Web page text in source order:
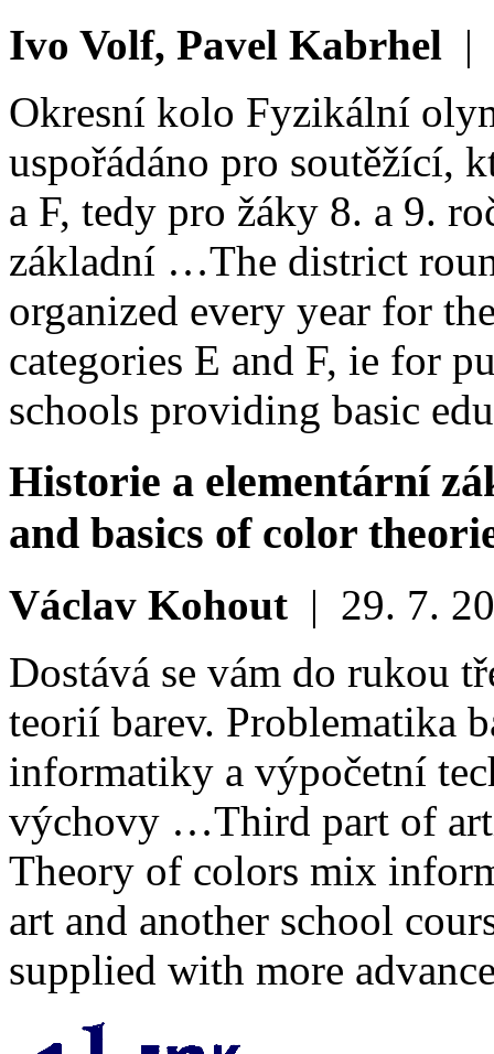
Ivo Volf, Pavel Kabrhel |
Okresní kolo Fyzikální
uspořádáno pro soutěžící,
a F, tedy pro žáky 8. a 9.
základní …The district
organized every year for
categories E and F, ie for
schools providing basic
Historie a elementární
and basics of color
Václav Kohout | 29. 7.
Dostává se vám do rukou
teorií barev. Problematika
informatiky a výpočetní
výchovy …Third part of
Theory of colors mix
art and another school
supplied with more